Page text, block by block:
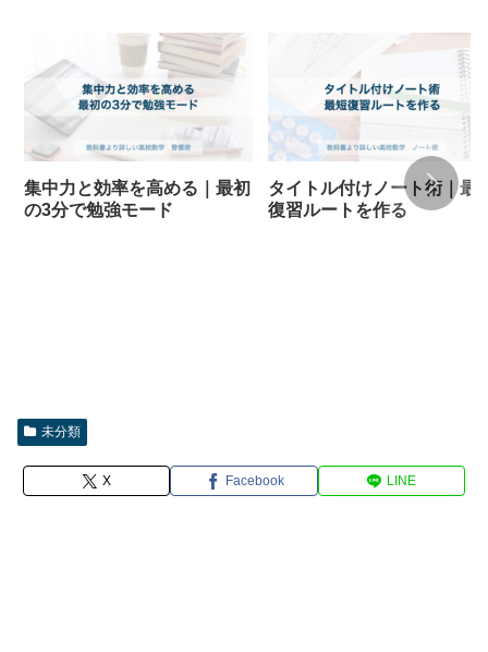
集中力と効率を高める｜最初
の3分で勉強モード
タイトル付けノート術｜最
復習ルートを作る
未分類
X Facebook LINE